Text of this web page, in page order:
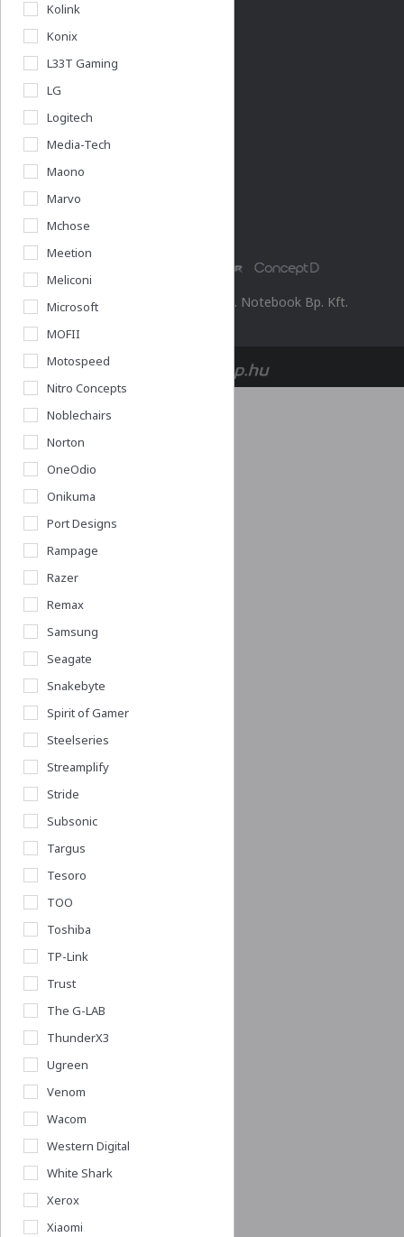
Kolink
Konix
L33T Gaming
LG
Logitech
Media-Tech
Maono
Marvo
Mchose
Meetion
Meliconi
Microsoft
MOFII
Motospeed
Nitro Concepts
Noblechairs
Norton
OneOdio
Onikuma
Port Designs
Rampage
Razer
Remax
Samsung
Seagate
Snakebyte
Spirit of Gamer
Steelseries
Streamplify
Stride
Subsonic
Targus
Tesoro
TOO
Toshiba
TP-Link
Trust
The G-LAB
ThunderX3
Ugreen
Venom
Wacom
Western Digital
White Shark
Xerox
Xiaomi
Acershop üzletünk
Budapest Nyugati
Rólunk
Cégadatok
Partnerünk a gamer.shop.hu
© 2026 Minden jog fenntartva. Notebook Bp. Kft.